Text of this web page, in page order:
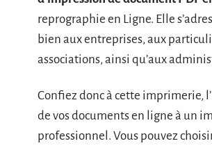
reprographie en Ligne. Elle
bien aux entreprises, aux
associations, ainsi qu’aux
Confiez donc à cette imprimerie,
de vos documents en ligne à un
professionnel. Vous pouvez